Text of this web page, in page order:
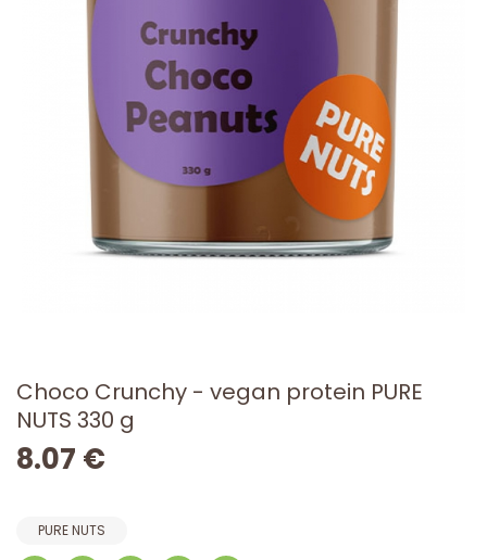
Choco Crunchy - vegan protein PURE
NUTS 330 g
8.07 €
PURE NUTS